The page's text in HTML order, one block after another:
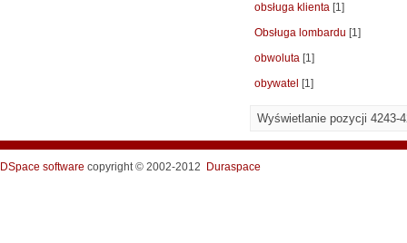
obsługa klienta [1]
Obsługa lombardu [1]
obwoluta [1]
obywatel
[1]
Wyświetlanie pozycji 4243-
DSpace software copyright © 2002-2012 Duraspace